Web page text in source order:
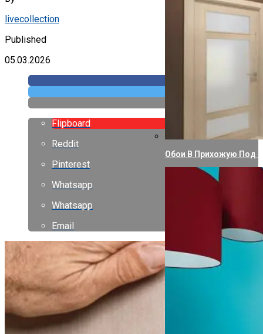
Обои В Прихожую Под
livecollection
Published
05.03.2026
Flipboard
Reddit
Pinterest
Whatsapp
Whatsapp
Email